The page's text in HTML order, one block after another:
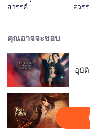
สวรรค์
สวร
คุณอาจจะชอบ
อุบัติ